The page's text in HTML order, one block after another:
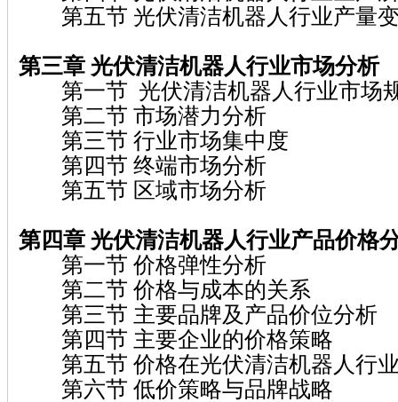
第五节 光伏清洁机器人行业产量
第三章 光伏清洁机器人行业市场分析
第一节 光伏清洁机器人行业市场
第二节 市场潜力分析
第三节 行业市场集中度
第四节 终端市场分析
第五节 区域市场分析
第四章 光伏清洁机器人行业产品价格
第一节 价格弹性分析
第二节 价格与成本的关系
第三节 主要品牌及产品价位分析
第四节 主要企业的价格策略
第五节 价格在光伏清洁机器人行
第六节 低价策略与品牌战略